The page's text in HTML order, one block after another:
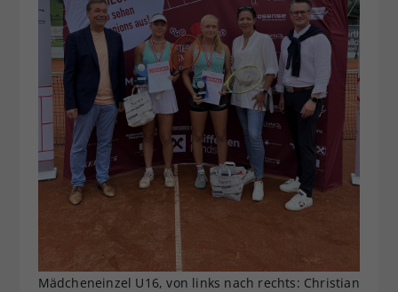
Mädcheneinzel U16, von links nach rechts: Christian